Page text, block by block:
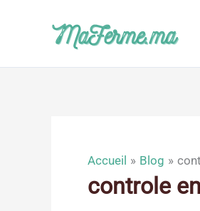
Accueil Blog
controle